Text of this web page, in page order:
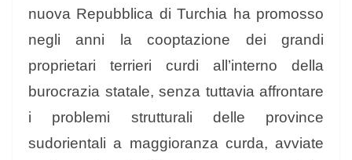
nuova Repubblica di Turchia ha promosso
negli anni la cooptazione dei grandi
proprietari terrieri curdi all’interno della
burocrazia statale, senza tuttavia affrontare
i problemi strutturali delle province
sudorientali a maggioranza curda, avviate